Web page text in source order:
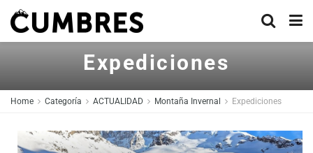
Expediciones
Home Categoría ACTUALIDAD Montaña Invernal Expediciones